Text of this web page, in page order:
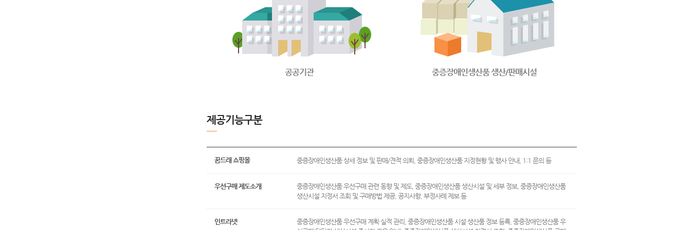
공공기관 중증장애인생산품 생산/판매시설
제공기능구분
꿈드래 쇼핑몰 중증장애인생산품 상세 정보 및 판매/견적 의뢰, 중증장애인생산품 지정현황 및 행사 안내, 1:1 문의 등
우선구매 제도소개
중증장애인생산품 우선구매 관련 동향 및 제도, 중증장애인생산품 생산시설 및 세부 정보, 중증장애인생산품
생산시설 지정서 조회 및 구매방법 제공, 공지사항, 부정사례 제보 등
인트라넷
중증장애인생산품 우선구매 계획·실적 관리, 중증장애인생산품 시설·생산품 정보 등록, 중증장애인생산품 우